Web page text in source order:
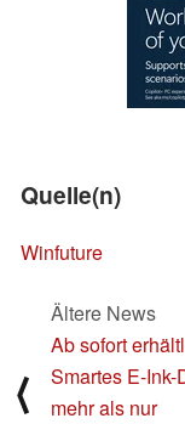
Quelle(n)
Winfuture
⟨
Ältere News
Ab sofort
Smartes E-
mehr als nur